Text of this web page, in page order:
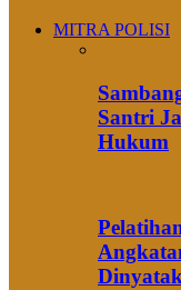
MITRA POLISI
Santri
Hukum